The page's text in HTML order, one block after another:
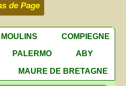
de Page
MOULINS
COMPIEGNE
PALERMO
ABY
MAURE DE BRETAGNE